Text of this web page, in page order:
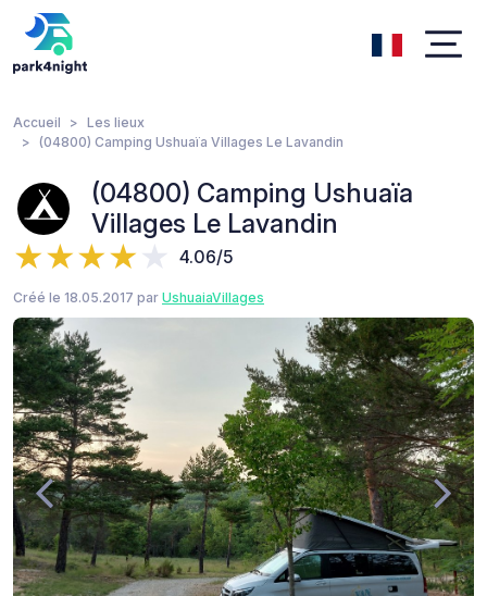
Accueil
Les lieux
(04800) Camping Ushuaïa Villages Le Lavandin
(04800) Camping Ushuaïa
Villages Le Lavandin
4.06/5
Créé le 18.05.2017 par UshuaiaVillages